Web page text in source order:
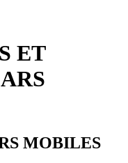
ET
MOBILES